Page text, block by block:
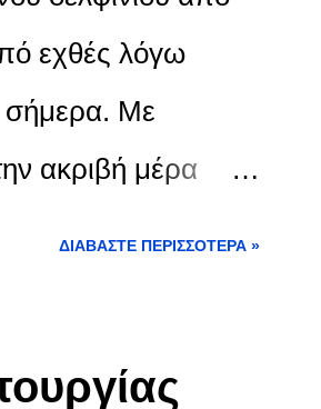
και όσο αυτές θα
Το
εχθές λόγω
σήμερα. Με
ακριβή μέρα
ΔΙΑΒΆΣΤΕ ΠΕΡΙΣΣΌΤΕΡΑ »